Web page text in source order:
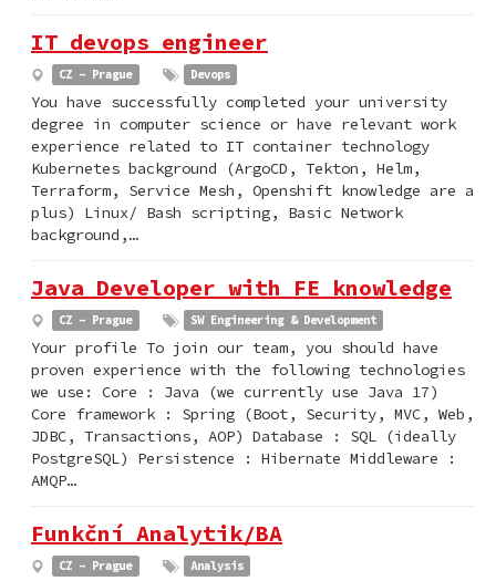
IT devops engineer
CZ - Prague Devops
You have successfully completed your university
degree in computer science or have relevant work
experience related to IT container technology
Kubernetes background (ArgoCD, Tekton, Helm,
Terraform, Service Mesh, Openshift knowledge are a
plus) Linux/ Bash scripting, Basic Network
background,…
Java Developer with FE knowledge
CZ - Prague SW Engineering & Development
Your profile To join our team, you should have
proven experience with the following technologies
we use: Core : Java (we currently use Java 17)
Core framework : Spring (Boot, Security, MVC, Web,
JDBC, Transactions, AOP) Database : SQL (ideally
PostgreSQL) Persistence : Hibernate Middleware :
AMQP…
Funkční Analytik/BA
CZ - Prague Analysis